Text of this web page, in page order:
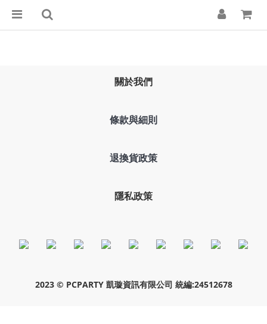
關於我們
條款與細則
退換貨政策
隱私政策
2023 © PCPARTY 凱璇資訊有限公司 統編:24512678